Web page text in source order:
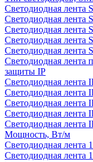
Cветодиодная лента
Светодиодная лента
Светодиодная лента
Светодиодная лента
Светодиодная лента
Светодиодная лента
защиты IP
Светодиодная лента
Светодиодная лента
Светодиодная лента
Светодиодная лента
Светодиодная лента
Мощность, Вт/м
Светодиодная лента
Светодиодная лента